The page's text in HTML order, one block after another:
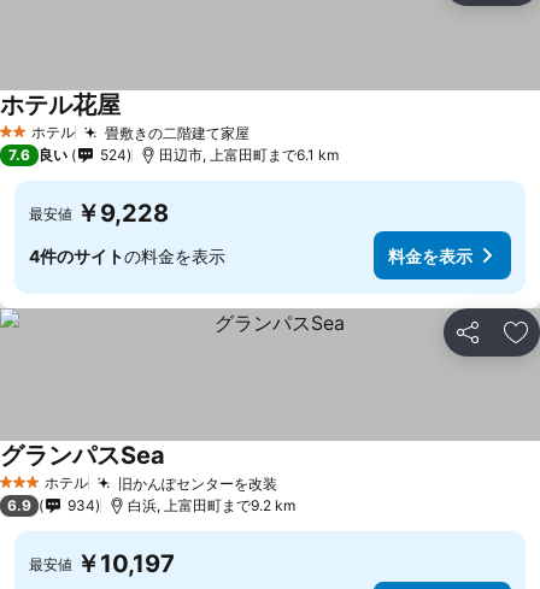
2 ホテルのランク
ホテル 畳敷きの二階建て家屋
ホテル花屋
7.6 良い 524 田辺市, 上富田町まで6.1 km
最安値 ￥9,228
4件のサイトの料金を表示 料金を表示
シェア お
3 ホテルのランク
ホテル 旧かんぽセンターを改装
グランパスSea
6.9 934 白浜, 上富田町まで9.2 km
最安値 ￥10,197